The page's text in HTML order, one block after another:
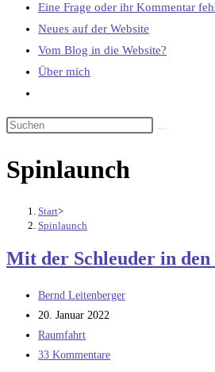
Eine Frage oder ihr Kommentar
Neues auf der Website
Vom Blog in die Website?
Über mich
umschalten
Spinlaunch
Start>
Spinlaunch
Mit der Schleuder in
Beitrags-
Autor:
Bernd Leitenberger
Beitrag
veröffentlicht:
20. Januar 2022
Beitrags-
Kategorie:
Raumfahrt
Beitrags-
33 Kommentare